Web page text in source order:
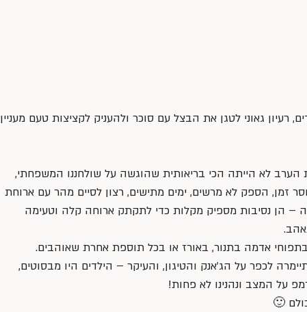
רעיון גאוני לטגן את הבצל עם סוכר ולהעניק לקציצות טעם מעניין
הערב לא הייתה הכי בריאותית שהוגשה על שולחננו המשפחתי,
זמן, הספק לא מרשים, ימים מתישים, רצון לסיים מהר עם ארוחת
– הן נסיבות מספיק מקלות כדי לתקתק ארוחה קלה וטעימה
אדמה בתנור, באורז או בכל תוספת אחרת שאוהבים.
לכפר על הג׳אנק והטיגון, והעיקר – הילדים היו מבסוטים,
על המצב ונהנינו לא פחות!
🙂